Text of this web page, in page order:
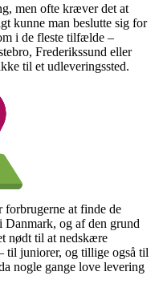
men ofte kræver det at
kunne man beslutte sig for
i de fleste tilfælde –
Frederikssund eller
til et udleveringssted.
at finde de
Danmark, og af den grund
nødt til at nedskære
til juniorer, og tillige også til
nogle gange love levering